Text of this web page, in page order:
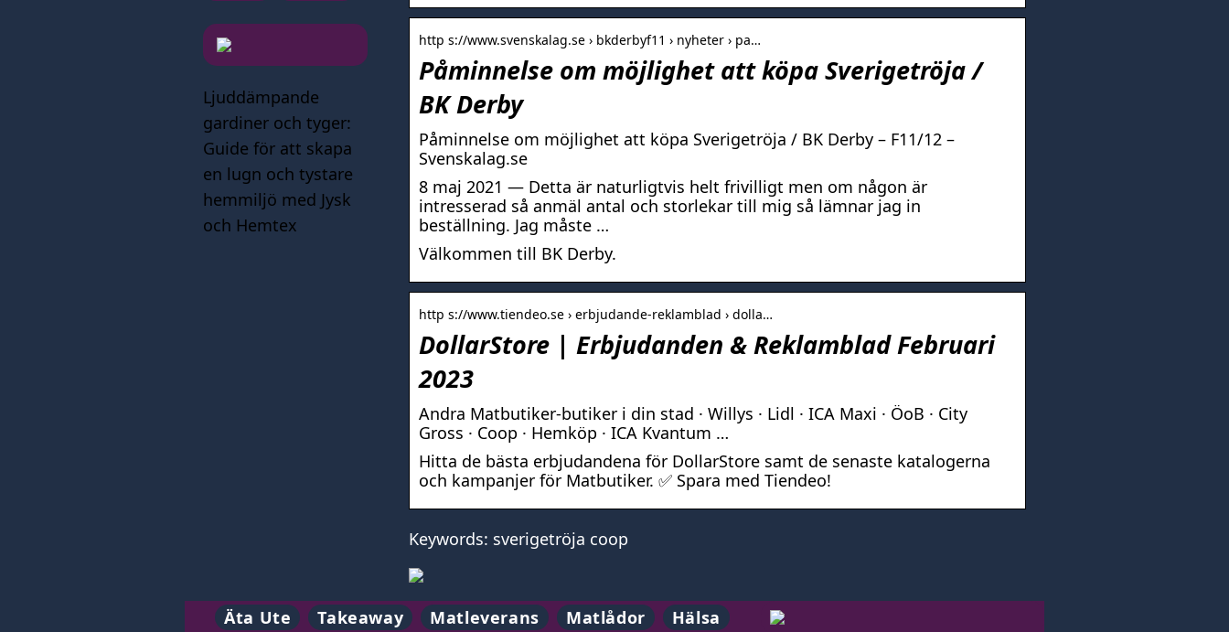
http s://www.svenskalag.se › bkderbyf11 › nyheter › pa…
Påminnelse om möjlighet att köpa Sverigetröja /
BK Derby
Påminnelse om möjlighet att köpa Sverigetröja / BK Derby – F11/12 –
Svenskalag.se
8 maj 2021 — Detta är naturligtvis helt frivilligt men om någon är
intresserad så anmäl antal och storlekar till mig så lämnar jag in
beställning. Jag måste …
Välkommen till BK Derby.
http s://www.tiendeo.se › erbjudande-reklamblad › dolla…
DollarStore | Erbjudanden & Reklamblad Februari
2023
Andra Matbutiker-butiker i din stad · Willys · Lidl · ICA Maxi · ÖoB · City
Gross · Coop · Hemköp · ICA Kvantum …
Hitta de bästa erbjudandena för DollarStore samt de senaste katalogerna
och kampanjer för Matbutiker. ✅ Spara med Tiendeo!
Keywords: sverigetröja coop
Ljuddämpande
gardiner och tyger:
Guide för att skapa
en lugn och tystare
hemmiljö med Jysk
och Hemtex
Äta Ute Takeaway Matleverans Matlådor Hälsa